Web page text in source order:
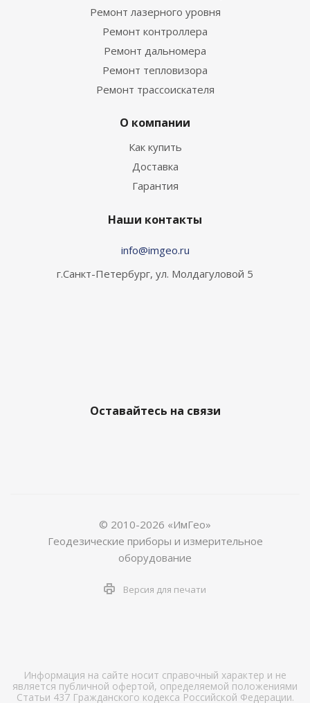
Ремонт лазерного уровня
Ремонт контроллера
Ремонт дальномера
Ремонт тепловизора
Ремонт трассоискателя
О компании
Как купить
Доставка
Гарантия
Наши контакты
info@imgeo.ru
г.Санкт-Петербург, ул. Молдагуловой 5
Оставайтесь на связи
© 2010-2026 «ИмГео»
Геодезические приборы и измерительное
оборудование
Версия для печати
Информация на сайте носит справочный характер и не
является публичной офертой, определяемой положениями
Статьи 437 Гражданского кодекса Российской Федерации.